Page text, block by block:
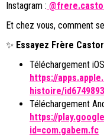
Instagram :
Et chez vous, comment
✨ Essayez Frère
Téléchargement
https://
histoire/
Téléchargement
https://
id=com.gabem.fc